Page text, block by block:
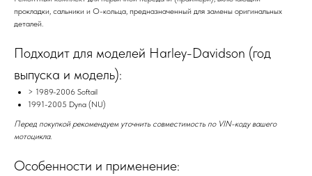
прокладки, сальники и O-кольца, предназначенный для замены оригинальных
деталей.
Подходит для моделей Harley-Davidson (год
выпуска и модель):
> 1989-2006 Softail
1991-2005 Dyna (NU)
Перед покупкой рекомендуем уточнить совместимость по VIN-коду вашего
мотоцикла.
Особенности и применение: